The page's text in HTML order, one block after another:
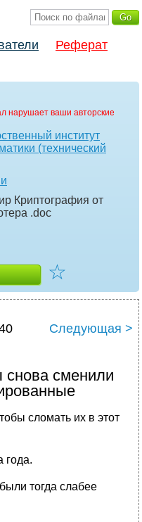
Реферат
нарушает ваши авторские
институт
(технический
Кpиптогpафия от
.doc
☆
Следующая >
снова сменили
сломать их в этот
года.
тогда слабее